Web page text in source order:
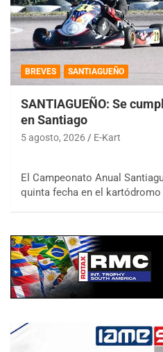
BREVES SANTIAGUEÑO
SANTIAGUEÑO: Se
en Santiago
5 agosto, 2026 E-Kart
El Campeonato Anual
quinta fecha en el